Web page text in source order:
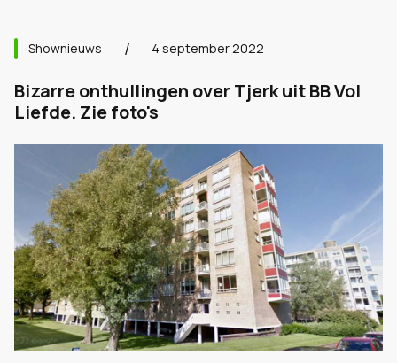
Shownieuws 4 september 2022
Bizarre onthullingen over Tjerk uit BB Vol
Liefde. Zie foto's